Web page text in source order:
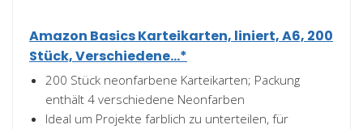
Amazon Basics Karteikarten, liniert, A6, 200
Stück, Verschiedene...*
200 Stück neonfarbene Karteikarten; Packung
enthält 4 verschiedene Neonfarben
Ideal um Projekte farblich zu unterteilen, für